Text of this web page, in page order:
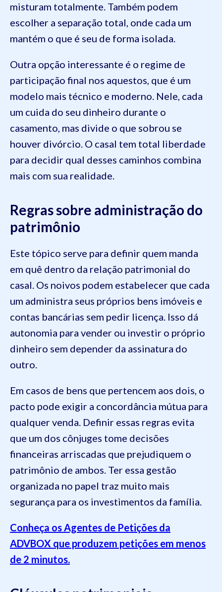
misturam totalmente. Também podem
escolher a separação total, onde cada um
mantém o que é seu de forma isolada.
Outra opção interessante é o regime de
participação final nos aquestos, que é um
modelo mais técnico e moderno. Nele, cada
um cuida do seu dinheiro durante o
casamento, mas divide o que sobrou se
houver divórcio. O casal tem total liberdade
para decidir qual desses caminhos combina
mais com sua realidade.
Regras sobre administração do
patrimônio
Este tópico serve para definir quem manda
em quê dentro da relação patrimonial do
casal. Os noivos podem estabelecer que cada
um administra seus próprios bens imóveis e
contas bancárias sem pedir licença. Isso dá
autonomia para vender ou investir o próprio
dinheiro sem depender da assinatura do
outro.
Em casos de bens que pertencem aos dois, o
pacto pode exigir a concordância mútua para
qualquer venda. Definir essas regras evita
que um dos cônjuges tome decisões
financeiras arriscadas que prejudiquem o
patrimônio de ambos. Ter essa gestão
organizada no papel traz muito mais
segurança para os investimentos da família.
Conheça os Agentes de Petições da
ADVBOX que produzem petições em menos
de 2 minutos.